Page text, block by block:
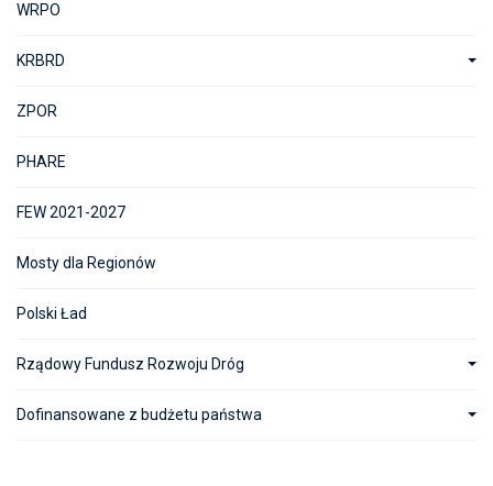
WRPO
KRBRD
ZPOR
PHARE
FEW 2021-2027
Mosty dla Regionów
Polski Ład
Rządowy Fundusz Rozwoju Dróg
Dofinansowane z budżetu państwa